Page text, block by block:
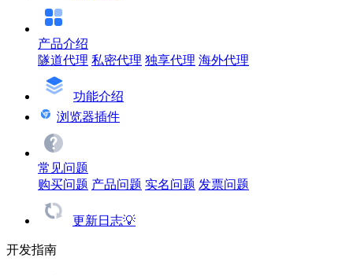
产品介绍
隧道代理 私密代理 独享代理 海外代理
功能介绍
浏览器插件
常见问题
购买问题 产品问题 实名问题 发票问题
更新日志💡
开发指南